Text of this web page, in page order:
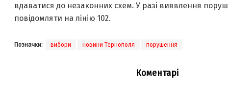
вдаватися до незаконних схем. У разі виявлення
повідомляти на лінію 102.
Позначки: вибори новини Тернополя порушення
Коментарі